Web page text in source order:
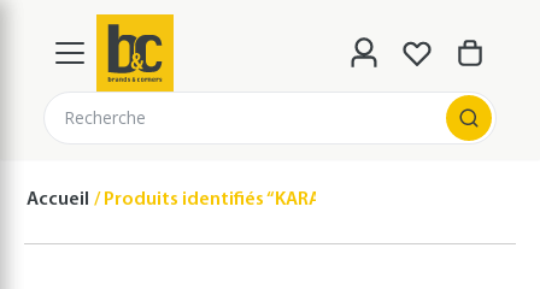
Recherche
Accueil Produits identifiés “KARACTER MANIA”